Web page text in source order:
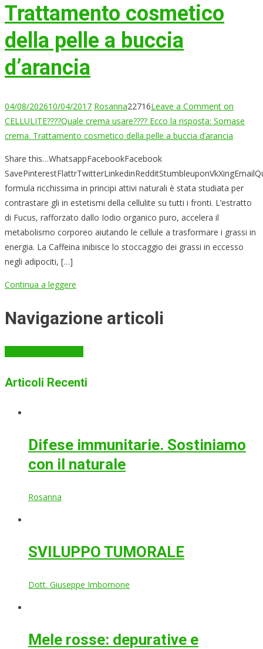
Trattamento cosmetico
della pelle a buccia
d’arancia
04/08/202610/04/2017 Rosanna22716Leave a Comment on
CELLULITE????Quale crema usare???? Ecco la risposta: Somase
crema. Trattamento cosmetico della pelle a buccia d’arancia
Share this…WhatsappFacebookFacebook
formula ricchissima in principi attivi naturali è stata studiata per
contrastare gli in estetismi della cellulite su tutti i fronti. L’estratto
di Fucus, rafforzato dallo Iodio organico puro, accelera il
metabolismo corporeo aiutando le cellule a trasformare i grassi in
energia. La Caffeina inibisce lo stoccaggio dei grassi in eccesso
negli adipociti, […]
Continua a leggere
Navigazione articoli
Articoli Recenti
Difese immunitarie. Sostiniamo
con il naturale
Rosanna
SVILUPPO TUMORALE
Dott. Giuseppe Imbornone
Mele rosse: depurative e